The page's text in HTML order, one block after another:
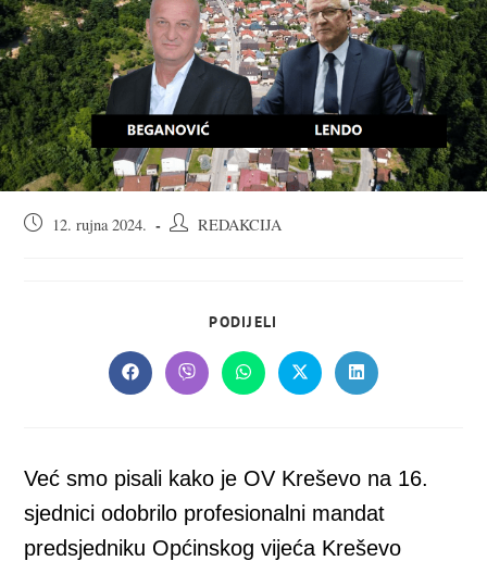
Objava12. rujna 2024.
AutorREDAKCIJA
PODIJELI
CONTENT
Opens
in
Opens
in
Opens
in
Opens
in
Opens
in
Već smo pisali kako je OV Kreševo na 16.
sjednici odobrilo profesionalni mandat
predsjedniku Općinskog vijeća Kreševo